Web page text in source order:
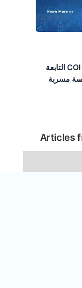
يُزعم أن SiegedSec اخترقت بوابة COI التابعة
مسربة
Articles